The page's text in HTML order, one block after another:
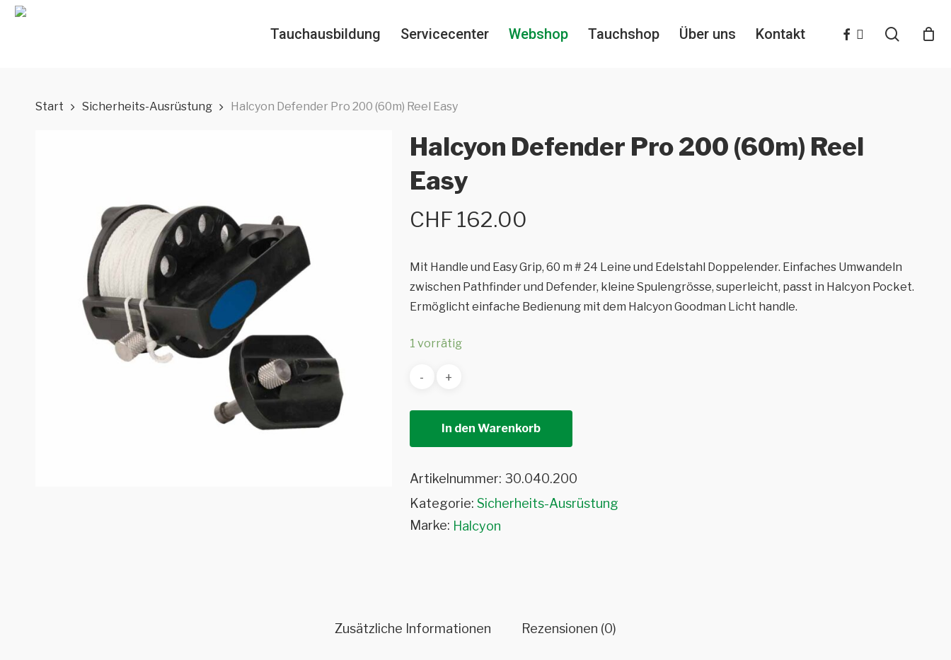
Skip
Tauchausbildung Servicecenter Webshop Tauchshop Über uns Kontakt facebook
instagramsearch
Start Sicherheits-Ausrüstung Halcyon Defender Pro 200 (60m) Reel Easy
Halcyon Defender Pro 200 (60m) Reel
Easy
CHF 162.00
Mit Handle und Easy Grip, 60 m # 24 Leine und Edelstahl Doppelender. Einfaches Umwandeln
zwischen Pathfinder und Defender, kleine Spulengrösse, superleicht, passt in Halcyon Pocket.
Ermöglicht einfache Bedienung mit dem Halcyon Goodman Licht handle.
1 vorrätig
In den Warenkorb
Artikelnummer: 30.040.200
Kategorie: Sicherheits-Ausrüstung
Marke: Halcyon
Zusätzliche Informationen Rezensionen (0)